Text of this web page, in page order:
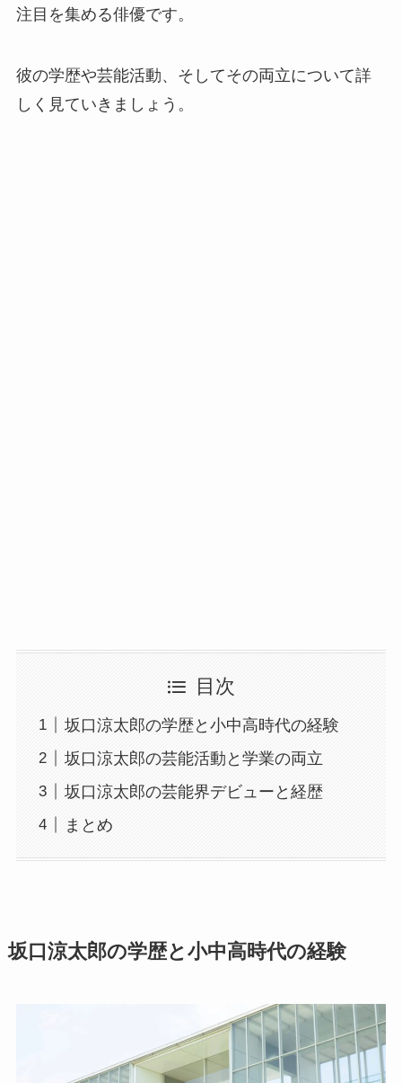
注目を集める俳優です。
彼の学歴や芸能活動、そしてその両立について詳
しく見ていきましょう。
目次
坂口涼太郎の学歴と小中高時代の経験
坂口涼太郎の芸能活動と学業の両立
坂口涼太郎の芸能界デビューと経歴
まとめ
坂口涼太郎の学歴と小中高時代の経験